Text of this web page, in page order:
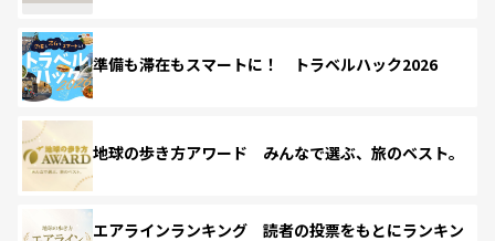
準備も滞在もスマートに！ トラベルハック2026
地球の歩き方アワード みんなで選ぶ、旅のベスト。
エアラインランキング 読者の投票をもとにランキン